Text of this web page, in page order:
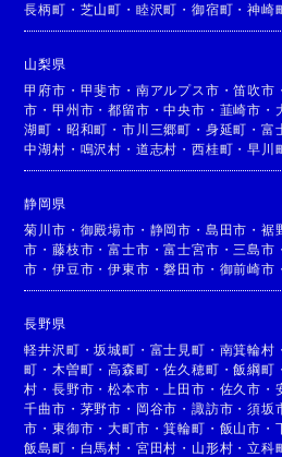
長柄町 ・ 芝山町 ・ 睦沢町 ・御宿町 ・神崎
山梨県
甲府市 ・ 甲斐市 ・ 南アルプス市 ・笛吹市 ・
市 ・甲州市 ・都留市 ・中央市 ・ 韮崎市 ・
湖町 ・ 昭和町 ・市川三郷町 ・ 身延町 ・富
中湖村 ・ 鳴沢村 ・ 道志村 ・西桂町 ・早川
静岡県
菊川市 ・ 御殿場市 ・ 静岡市 ・ 島田市 ・裾
市 ・藤枝市 ・富士市 ・富士宮市 ・ 三島市 ・
市 ・伊豆市 ・伊東市 ・磐田市 ・ 御前崎市 ・
長野県
軽井沢町 ・坂城町 ・ 富士見町 ・ 南箕輪村 ・
町 ・ 木曽町 ・高森町 ・佐久穂町 ・飯綱町 ・
村 ・長野市 ・松本市 ・ 上田市 ・ 佐久市 ・
千曲市 ・ 茅野市 ・ 岡谷市 ・諏訪市 ・須坂
市 ・東御市 ・大町市 ・箕輪町 ・ 飯山市 ・
飯島町 ・ 白馬村 ・ 宮田村 ・ 山形村 ・立科